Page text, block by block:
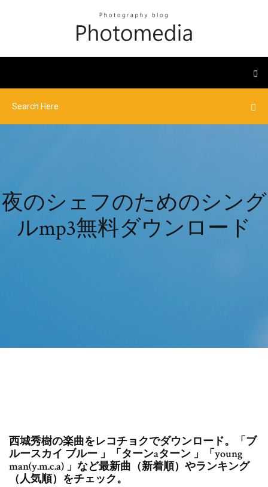
夜のシェフのためのシング
ルmp3無料ダウンロード
西城秀樹の楽曲をレコチョクでダウンロード。「ブ
ルースカイ ブルー 」「ターンaターン 」「young
man(y.m.c.a) 」など最新曲（新着順）やランキング
（人気順）をチェック。